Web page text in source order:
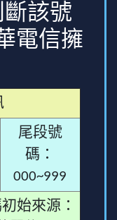
該號
電信擁
尾段號
碼：
000~999
始來源：